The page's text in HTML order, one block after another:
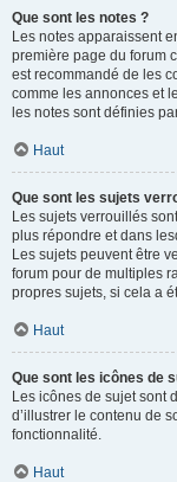
Que sont les notes ?
Les notes apparaissent
première page du forum
est recommandé de les
comme les annonces et
les notes sont définies
Haut
Que sont les sujets
Les sujets verrouillés
plus répondre et dans
Les sujets peuvent être
forum pour de multiples
propres sujets, si cela a
Haut
Que sont les icônes de
Les icônes de sujet sont
d’illustrer le contenu de
fonctionnalité.
Haut